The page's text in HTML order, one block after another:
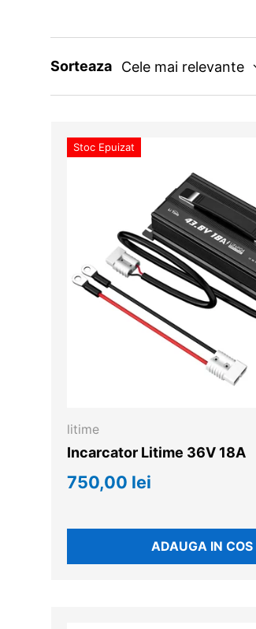
Sorteaza Cele mai relevante
Stoc Epuizat
litime
Incarcator Litime 36V 18A
750,00 lei
ADAUGA IN COS